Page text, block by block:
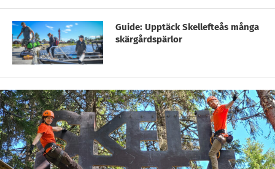
Guide: Upptäck Skellefteås många
skärgårdspärlor